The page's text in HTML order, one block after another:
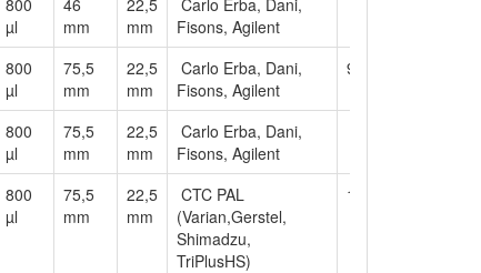
800
µl
46
mm
22,5
mm
Carlo Erba, Dani,
Fisons, Agilent
800
µl
75,5
mm
22,5
mm
Carlo Erba, Dani,
Fisons, Agilent
9
800
µl
75,5
mm
22,5
mm
Carlo Erba, Dani,
Fisons, Agilent
800
µl
75,5
mm
22,5
mm
CTC PAL
(Varian,Gerstel,
Shimadzu,
TriPlusHS)
10